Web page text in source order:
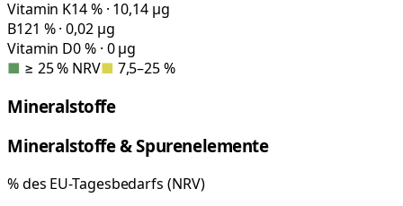
Vitamin K14 % · 10,14 µg
B121 % · 0,02 µg
Vitamin D0 % · 0 µg
■ ≥ 25 % NRV■ 7,5–25 %
Mineralstoffe
Mineralstoffe & Spurenelemente
% des EU-Tagesbedarfs (NRV)